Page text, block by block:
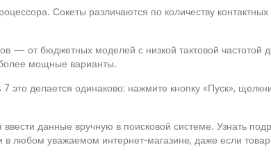
Сокеты различаются по количеству
— от бюджетных моделей с низкой тактовой частотой
мощные варианты.
это делается одинаково: нажмите кнопку «Пуск»,
данные вручную в поисковой системе. Узнать
любом уважаемом интернет-магазине, даже если